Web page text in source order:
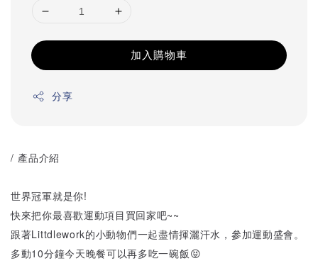
加入購物車
分享
/ 產品介紹
世界冠軍就是你!
快來把你最喜歡運動項目買回家吧~~
跟著Littdlework的小動物們一起盡情揮灑汗水，參加運動盛會。
多動10分鐘今天晚餐可以再多吃一碗飯😝